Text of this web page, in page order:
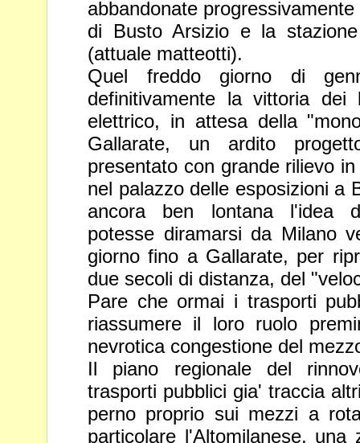
abbandonate
di Busto Arsizio e la
(attuale matteotti).
Quel freddo giorno di
definitivamente la vittoria
elettrico, in attesa della
Gallarate, un ardito
presentato con grande rilievo
nel palazzo delle esposizioni a
ancora ben lontana l'idea
potesse diramarsi da Milano
giorno fino a Gallarate, per
due secoli di distanza, del
Pare che ormai i trasporti
riassumere il loro ruolo
nevrotica congestione del
Il piano regionale del
trasporti pubblici gia' traccia
perno proprio sui mezzi a
particolare l'Altomilanese,